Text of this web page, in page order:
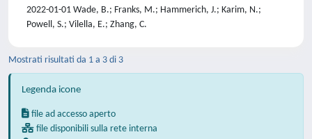
2022-01-01 Wade, B.; Franks, M.; Hammerich, J.; Karim, N.;
Powell, S.; Vilella, E.; Zhang, C.
Mostrati risultati da 1 a 3 di 3
Legenda icone
file ad accesso aperto
file disponibili sulla rete interna